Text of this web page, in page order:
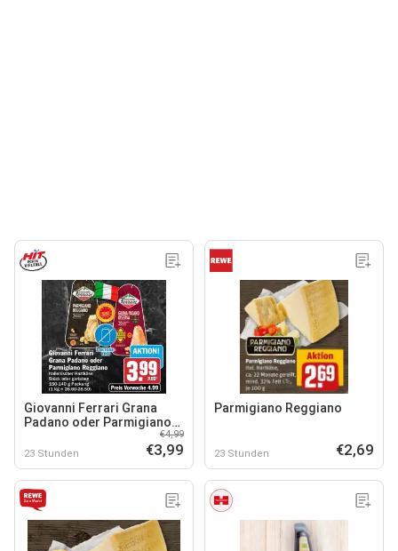
Giovanni Ferrari Grana
Padano oder Parmigiano
23 Stunden
€4,99
€3,99
Parmigiano Reggiano
23 Stunden €2,69